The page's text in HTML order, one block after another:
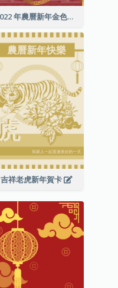
2022 年農曆新年金色賀卡
吉祥老虎新年賀卡